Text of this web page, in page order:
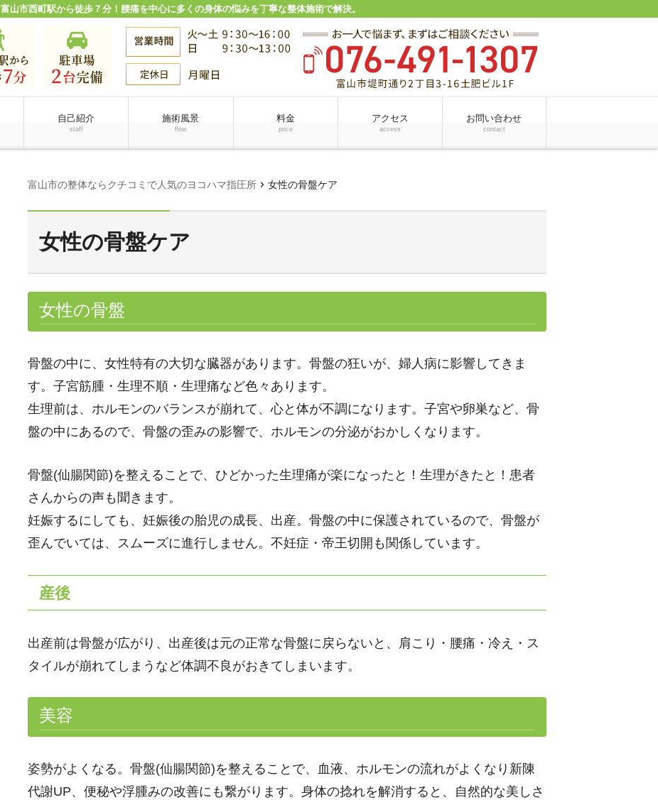
富山市西町駅から徒歩７分！腰痛を中心に多くの身体の悩みを丁寧な整体施術で解決。
自己紹介
staff
施術風景
flow
料金
price
アクセス
access
お問い合わせ
contact
富山市の整体ならクチコミで人気のヨコハマ指圧所 chevron_right 女性の骨盤ケア
女性の骨盤ケア
女性の骨盤
骨盤の中に、女性特有の大切な臓器があります。骨盤の狂いが、婦人病に影響してきま
す。子宮筋腫・生理不順・生理痛など色々あります。
生理前は、ホルモンのバランスが崩れて、心と体が不調になります。子宮や卵巣など、骨
盤の中にあるので、骨盤の歪みの影響で、ホルモンの分泌がおかしくなります。
骨盤(仙腸関節)を整えることで、ひどかった生理痛が楽になったと！生理がきたと！患者
さんからの声も聞きます。
妊娠するにしても、妊娠後の胎児の成長、出産。骨盤の中に保護されているので、骨盤が
歪んでいては、スムーズに進行しません。不妊症・帝王切開も関係しています。
産後
出産前は骨盤が広がり、出産後は元の正常な骨盤に戻らないと、肩こり・腰痛・冷え・ス
タイルが崩れてしまうなど体調不良がおきてしまいます。
美容
姿勢がよくなる。骨盤(仙腸関節)を整えることで、血液、ホルモンの流れがよくなり新陳
代謝UP、便秘や浮腫みの改善にも繋がります。身体の捻れを解消すると、自然的な美しさ